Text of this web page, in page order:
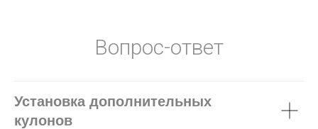
Вопрос-ответ
Установка дополнительных
кулонов